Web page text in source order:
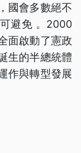
國會多數絕不
避免 。2000
面啟動了憲政
生的半總統體
作與轉型發展